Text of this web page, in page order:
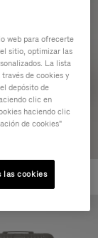
web para ofrecerte
sitio, optimizar las
La lista
de cookies y
depósito de
clic en
haciendo clic
de cookies"
las cookies